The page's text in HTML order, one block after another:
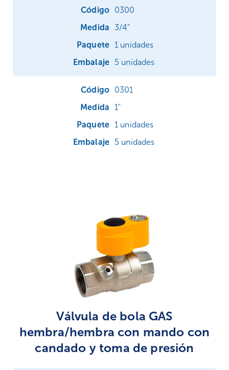
0300
3/4"
1 unidades
5 unidades
0301
1"
1 unidades
5 unidades
Válvula de bola GAS
hembra/hembra con mando con
candado y toma de presión